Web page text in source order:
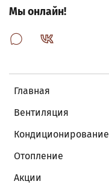
Главная
Вентиляция
Кондиционирование
Отопление
Акции
Мы онлайн!